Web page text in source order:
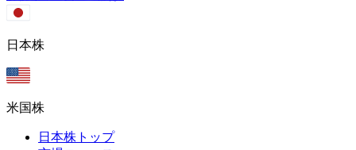
日本株
米国株
日本株トップ